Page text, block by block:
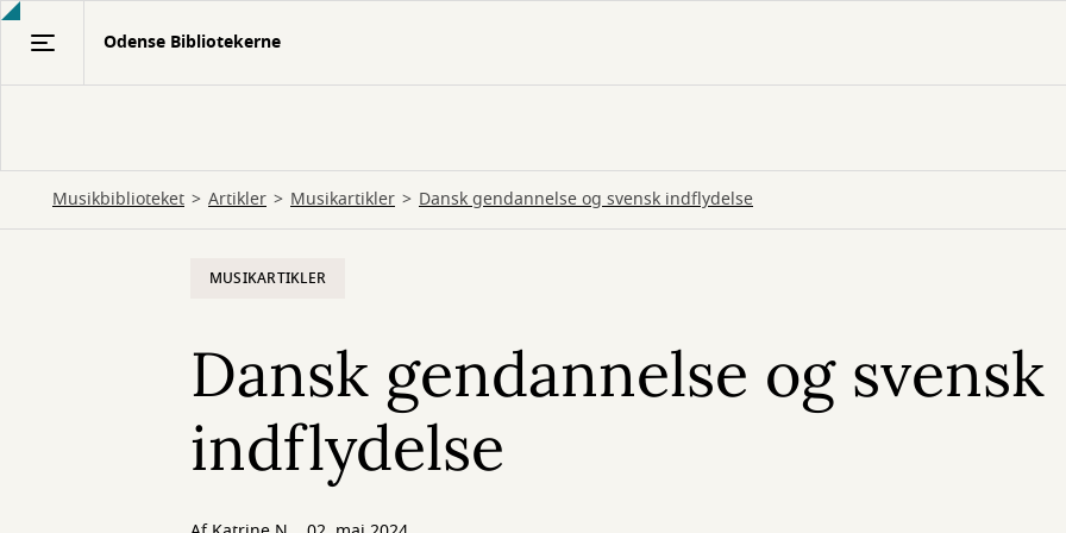
Gå
Odense Bibliotekerne
Musikbiblioteket Artikler Musikartikler Dansk gendannelse og svensk indflydelse
MUSIKARTIKLER
Dansk gendannelse og svensk
indflydelse